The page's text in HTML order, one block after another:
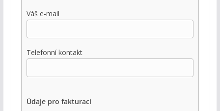
Váš e-mail
Telefonní kontakt
Údaje pro fakturaci